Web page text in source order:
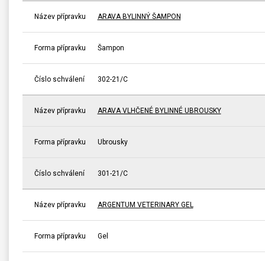
Název přípravku ARAVA BYLINNÝ ŠAMPON
Forma přípravku Šampon
Číslo schválení 302-21/C
Název přípravku ARAVA VLHČENÉ BYLINNÉ UBROUSKY
Forma přípravku Ubrousky
Číslo schválení 301-21/C
Název přípravku ARGENTUM VETERINARY GEL
Forma přípravku Gel